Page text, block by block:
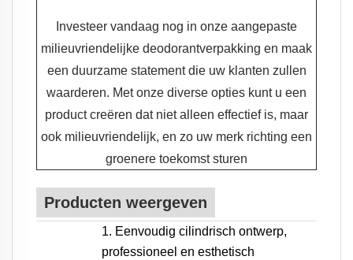
Investeer vandaag nog in onze aangepaste
milieuvriendelijke deodorantverpakking en maak
een duurzame statement die uw klanten zullen
waarderen. Met onze diverse opties kunt u een
product creëren dat niet alleen effectief is, maar
ook milieuvriendelijk, en zo uw merk richting een
groenere toekomst sturen
Producten weergeven
1. Eenvoudig cilindrisch ontwerp,
professioneel en esthetisch